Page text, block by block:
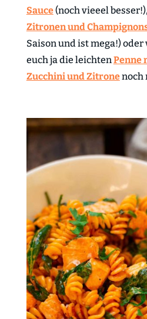
Sauce(noch vieeel besser!),
Zitronen und
Saison und ist mega!)
euch ja die leichten Penne
Zucchini und Zitronenoch